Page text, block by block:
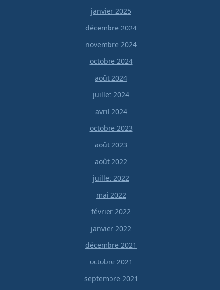
janvier 2025
décembre 2024
novembre 2024
octobre 2024
août 2024
juillet 2024
avril 2024
octobre 2023
août 2023
août 2022
juillet 2022
mai 2022
février 2022
janvier 2022
décembre 2021
octobre 2021
septembre 2021